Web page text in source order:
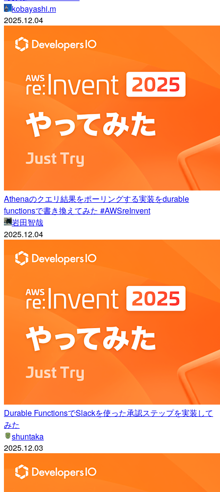
kobayashi.m
2025.12.04
Athenaのクエリ結果をポーリングする実装をdurable
functionsで書き換えてみた #AWSreInvent
岩田智哉
2025.12.04
Durable FunctionsでSlackを使った承認ステップを実装して
みた
shuntaka
2025.12.03